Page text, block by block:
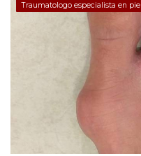
Traumatologo especialista en pie